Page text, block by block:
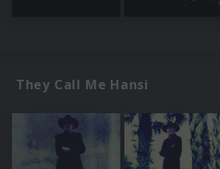
They Call Me Hansi